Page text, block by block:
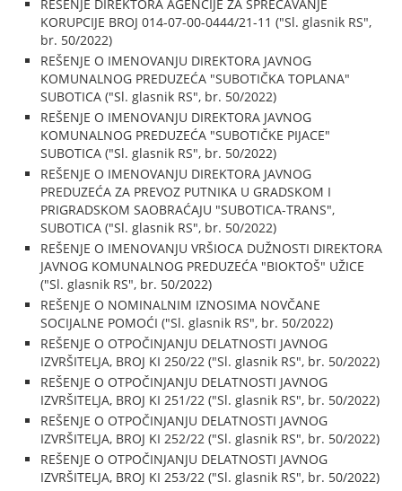
REŠENJE DIREKTORA AGENCIJE ZA SPREČAVANJE
KORUPCIJE BROJ 014-07-00-0444/21-11 ("Sl. glasnik RS",
br. 50/2022)
REŠENJE O IMENOVANJU DIREKTORA JAVNOG
KOMUNALNOG PREDUZEĆA "SUBOTIČKA TOPLANA"
SUBOTICA ("Sl. glasnik RS", br. 50/2022)
REŠENJE O IMENOVANJU DIREKTORA JAVNOG
KOMUNALNOG PREDUZEĆA "SUBOTIČKE PIJACE"
SUBOTICA ("Sl. glasnik RS", br. 50/2022)
REŠENJE O IMENOVANJU DIREKTORA JAVNOG
PREDUZEĆA ZA PREVOZ PUTNIKA U GRADSKOM I
PRIGRADSKOM SAOBRAĆAJU "SUBOTICA-TRANS",
SUBOTICA ("Sl. glasnik RS", br. 50/2022)
REŠENJE O IMENOVANJU VRŠIOCA DUŽNOSTI DIREKTORA
JAVNOG KOMUNALNOG PREDUZEĆA "BIOKTOŠ" UŽICE
("Sl. glasnik RS", br. 50/2022)
REŠENJE O NOMINALNIM IZNOSIMA NOVČANE
SOCIJALNE POMOĆI ("Sl. glasnik RS", br. 50/2022)
REŠENJE O OTPOČINJANJU DELATNOSTI JAVNOG
IZVRŠITELJA, BROJ KI 250/22 ("Sl. glasnik RS", br. 50/2022)
REŠENJE O OTPOČINJANJU DELATNOSTI JAVNOG
IZVRŠITELJA, BROJ KI 251/22 ("Sl. glasnik RS", br. 50/2022)
REŠENJE O OTPOČINJANJU DELATNOSTI JAVNOG
IZVRŠITELJA, BROJ KI 252/22 ("Sl. glasnik RS", br. 50/2022)
REŠENJE O OTPOČINJANJU DELATNOSTI JAVNOG
IZVRŠITELJA, BROJ KI 253/22 ("Sl. glasnik RS", br. 50/2022)